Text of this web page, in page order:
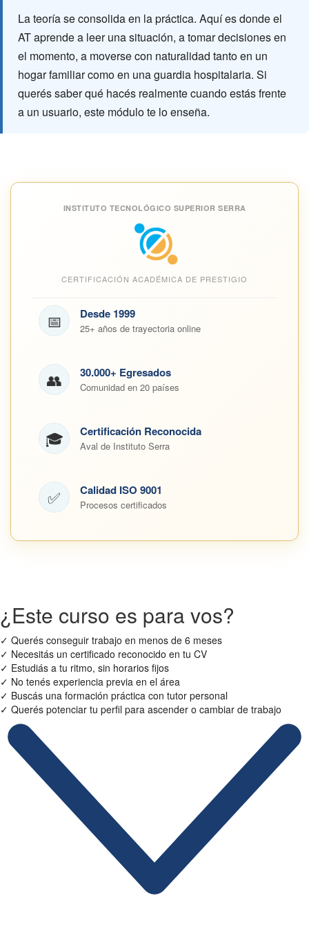
La teoría se consolida en la práctica. Aquí es donde el
AT aprende a leer una situación, a tomar decisiones en
el momento, a moverse con naturalidad tanto en un
hogar familiar como en una guardia hospitalaria. Si
querés saber qué hacés realmente cuando estás frente
a un usuario, este módulo te lo enseña.
INSTITUTO TECNOLÓGICO SUPERIOR SERRA
CERTIFICACIÓN ACADÉMICA DE PRESTIGIO
📅 Desde 1999
25+ años de trayectoria online
👥 30.000+ Egresados
Comunidad en 20 países
🎓 Certificación Reconocida
Aval de Instituto Serra
✅ Calidad ISO 9001
Procesos certificados
¿Este curso es para vos?
✓ Querés conseguir trabajo en menos de 6 meses
✓ Necesitás un certificado reconocido en tu CV
✓ Estudiás a tu ritmo, sin horarios fijos
✓ No tenés experiencia previa en el área
✓ Buscás una formación práctica con tutor personal
✓ Querés potenciar tu perfil para ascender o cambiar de trabajo